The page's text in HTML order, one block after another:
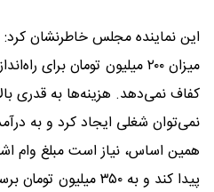
این نماینده مجلس خاطرنشان کرد:
میزان ۲۰۰ میلیون تومان
کفاف نمی‌دهد. هزینه‌ها به قدری
نمی‌توان شغلی ایجاد کرد و به
همین اساس، نیاز است مبلغ وام
پیدا کند و به ۳۵۰